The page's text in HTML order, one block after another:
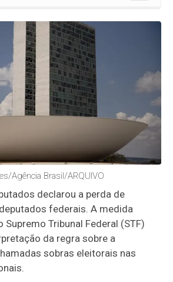
Agência Brasil/ARQUIVO
declarou a perda de
federais. A medida
Supremo Tribunal Federal (STF)
da regra sobre a
sobras eleitorais nas